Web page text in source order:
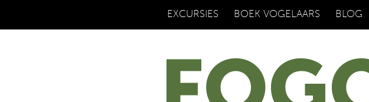
EXCURSIES BOEK VOGELAARS BLOG